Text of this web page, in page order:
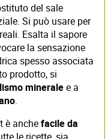
del sale
Si può usare per
Esalta il sapore
la sensazione
spesso associata
prodotto, si
mineralee a
.
è anchefacile da